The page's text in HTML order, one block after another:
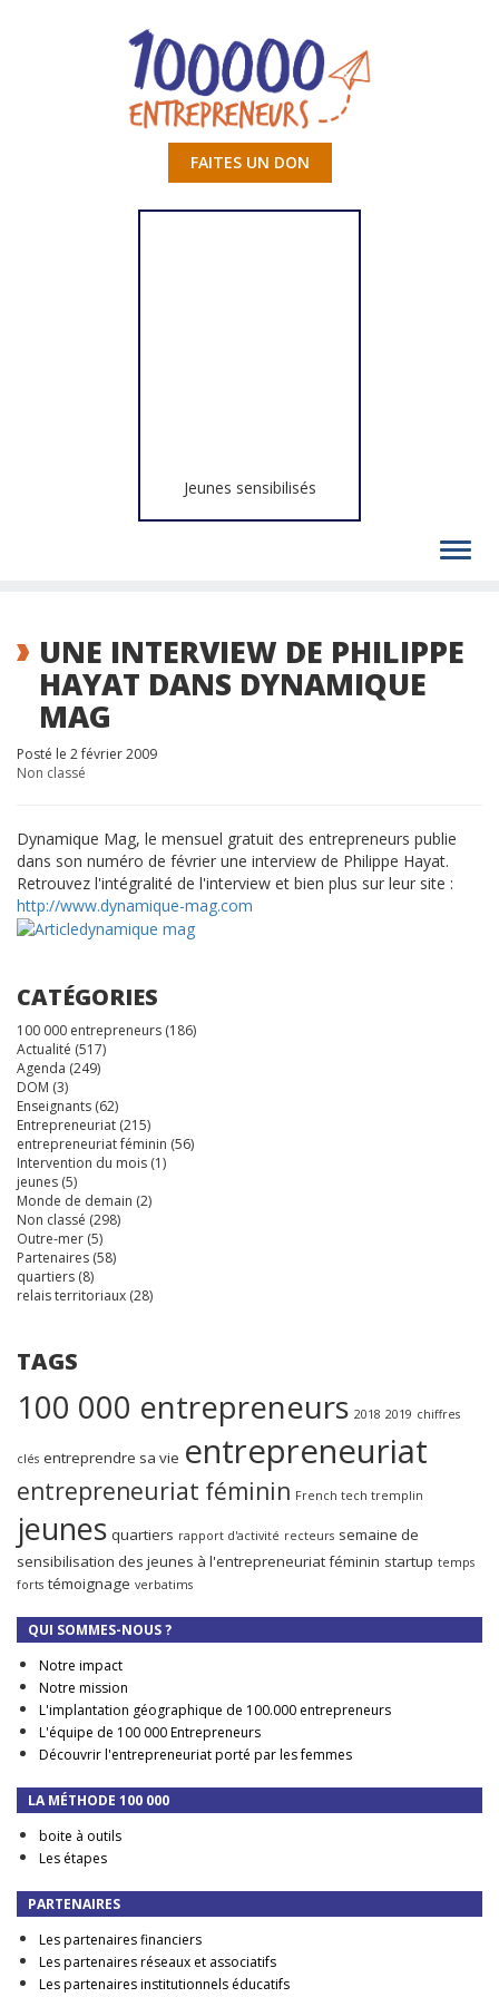
FAITES UN DON
Jeunes sensibilisés
UNE INTERVIEW DE PHILIPPE
HAYAT DANS DYNAMIQUE
MAG
Posté le 2 février 2009
Non classé
Dynamique Mag, le mensuel gratuit des entrepreneurs publie
dans son numéro de février une interview de Philippe Hayat.
Retrouvez l'intégralité de l'interview et bien plus sur leur site :
http://www.dynamique-mag.com
CATÉGORIES
100 000 entrepreneurs (186)
Actualité (517)
Agenda (249)
DOM (3)
Enseignants (62)
Entrepreneuriat (215)
entrepreneuriat féminin (56)
Intervention du mois (1)
jeunes (5)
Monde de demain (2)
Non classé (298)
Outre-mer (5)
Partenaires (58)
quartiers (8)
relais territoriaux (28)
TAGS
100 000 entrepreneurs 2018 2019 chiffres
clés entreprendre sa vie entrepreneuriat
entrepreneuriat féminin French tech tremplin
jeunes quartiers rapport d'activité recteurs semaine de
sensibilisation des jeunes à l'entrepreneuriat féminin startup temps
forts témoignage verbatims
QUI SOMMES-NOUS ?
Notre impact
Notre mission
L'implantation géographique de 100.000 entrepreneurs
L'équipe de 100 000 Entrepreneurs
Découvrir l'entrepreneuriat porté par les femmes
LA MÉTHODE 100 000
boite à outils
Les étapes
PARTENAIRES
Les partenaires financiers
Les partenaires réseaux et associatifs
Les partenaires institutionnels éducatifs